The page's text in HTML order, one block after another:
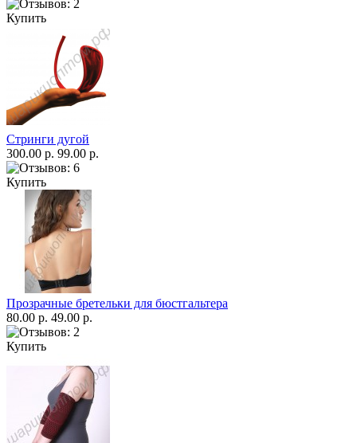
Купить
Стринги дугой
300.00 р. 99.00 р.
Купить
Прозрачные бретельки для бюстгальтера
80.00 р. 49.00 р.
Купить